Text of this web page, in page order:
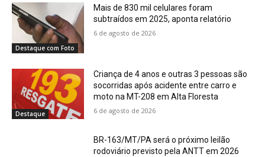
Destaque com Foto
Mais de 830 mil celulares foram
subtraídos em 2025, aponta relatório
6 de agosto de 2026
Destaque
Criança de 4 anos e outras 3 pessoas são
socorridas após acidente entre carro e
moto na MT-208 em Alta Floresta
6 de agosto de 2026
BR-163/MT/PA será o próximo leilão
rodoviário previsto pela ANTT em 2026